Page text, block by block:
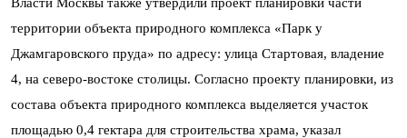
территории объекта природного комплекса «Парк у
Джамгаровского пруда» по адресу: улица Стартовая, владение
4, на северо-востоке столицы. Согласно проекту планировки, из
состава объекта природного комплекса выделяется участок
площадью 0,4 гектара для строительства храма, указал